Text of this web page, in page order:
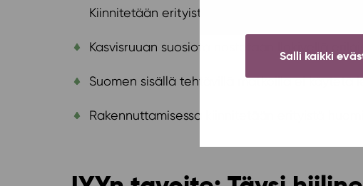
Salli kaikki
Kiinnitetään erityistä huomiota
Kasvisruuan suosiota nostetaan Ilokivellä
Suomen sisällä tehtävillä matkoilla ei käytetä
Rakennuttamisessa kiinnitetään erityistä